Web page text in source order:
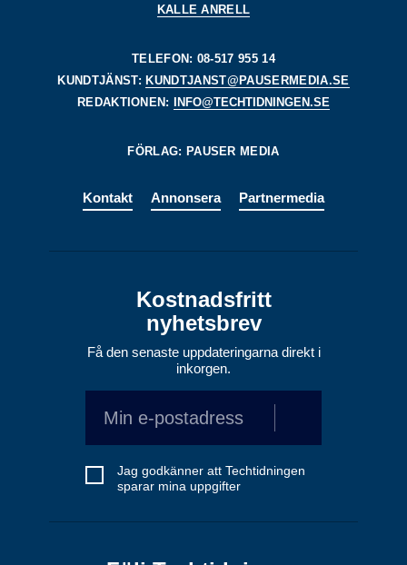
KALLE ANRELL
TELEFON: 08-517 955 14
KUNDTJÄNST: KUNDTJANST@PAUSERMEDIA.SE
REDAKTIONEN:
INFO@TECHTIDNINGEN.SE
FÖRLAG: PAUSER MEDIA
Kontakt Annonsera Partnermedia
Kostnadsfritt
nyhetsbrev
Få den senaste uppdateringarna direkt i
inkorgen.
Jag godkänner att Techtidningen
sparar mina uppgifter